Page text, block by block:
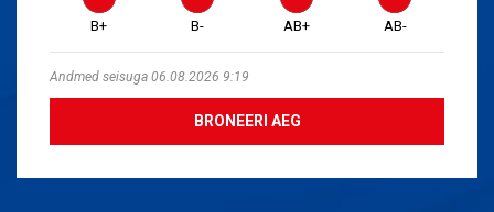
B+ B- AB+ AB-
Andmed seisuga 06.08.2026 9:19
BRONEERI AEG